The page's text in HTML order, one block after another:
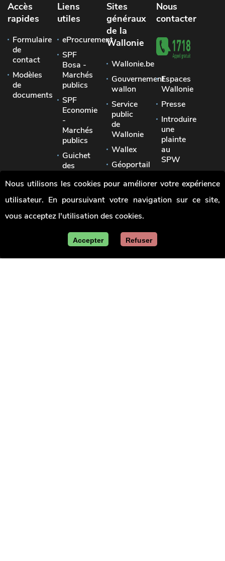
Accès
rapides
Formulaire
de
contact
Modèles
de
documents
Liens
utiles
eProcurement
SPF
Bosa -
Marchés
publics
SPF
Economie
-
Marchés
publics
Guichet
des
locaux
Union
des
villes
et
communes
Wallonie
Sites
généraux
de la
Wallonie
Wallonie.be
Gouvernement
wallon
Service
public
de
Wallonie
Wallex
Géoportail
Jobs
Nous
contacter
Espaces
Wallonie
Presse
Introduire
une
plainte
au
SPW
une
irrégularité
Nous utilisons les cookies pour améliorer votre expérience
utilisateur. En poursuivant votre navigation sur ce site,
vous acceptez l'utilisation des cookies.
Accepter Refuser